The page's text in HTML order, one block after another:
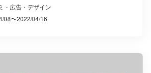
・広告・デザイン
08〜2022/04/16